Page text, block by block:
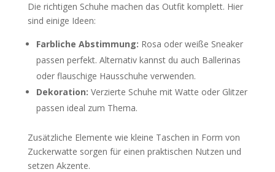
Die richtigen Schuhe machen das Outfit komplett. Hier
sind einige Ideen:
Farbliche Abstimmung: Rosa oder weiße Sneaker
passen perfekt. Alternativ kannst du auch Ballerinas
oder flauschige Hausschuhe verwenden.
Dekoration: Verzierte Schuhe mit Watte oder Glitzer
passen ideal zum Thema.
Zusätzliche Elemente wie kleine Taschen in Form von
Zuckerwatte sorgen für einen praktischen Nutzen und
setzen Akzente.